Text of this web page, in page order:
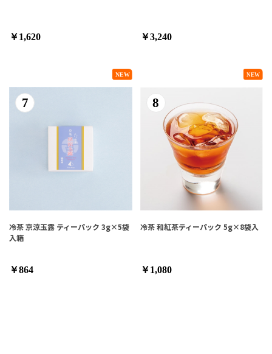
￥1,620 ￥3,240
7
冷茶 京涼玉露 ティーパック 3g×5袋
入箱
￥864
8
冷茶 和紅茶ティーパック 5g×8袋入
￥1,080